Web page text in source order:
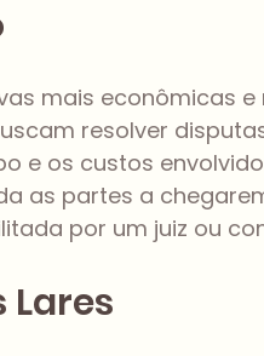
mais econômicas
resolver
e os custos
as partes a
por um juiz ou
Lares